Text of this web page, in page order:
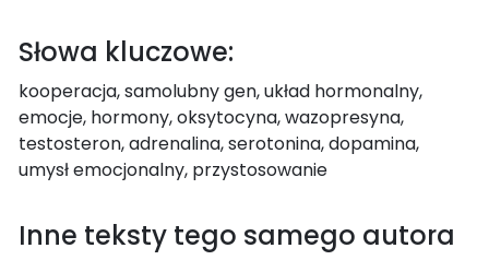
Słowa kluczowe:
kooperacja, samolubny gen, układ hormonalny,
emocje, hormony, oksytocyna, wazopresyna,
testosteron, adrenalina, serotonina, dopamina,
umysł emocjonalny, przystosowanie
Inne teksty tego samego autora